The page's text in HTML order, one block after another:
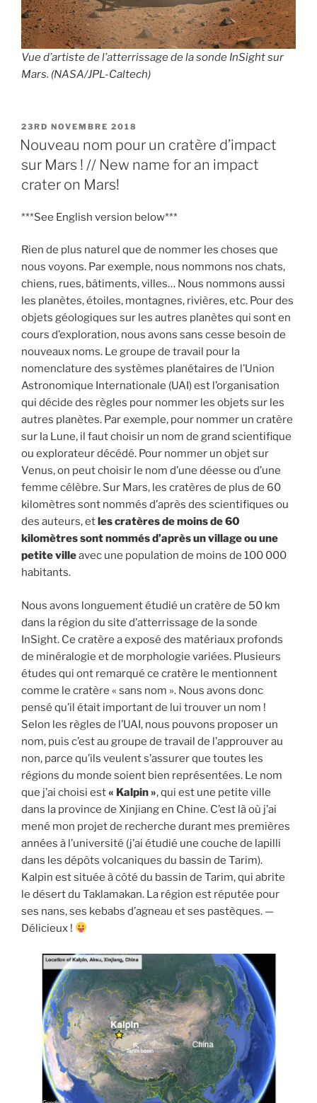
Vue d’artiste de l’atterrissage de la sonde InSight sur
Mars. (NASA/JPL-Caltech)
PUBLIÉ
LE
23RD NOVEMBRE 2018
Nouveau nom pour un cratère d’impact
sur Mars ! // New name for an impact
crater on Mars!
***See English version below***
Rien de plus naturel que de nommer les choses que
nous voyons. Par exemple, nous nommons nos chats,
chiens, rues, bâtiments, villes… Nous nommons aussi
les planètes, étoiles, montagnes, rivières, etc. Pour des
objets géologiques sur les autres planètes qui sont en
cours d’exploration, nous avons sans cesse besoin de
nouveaux noms. Le groupe de travail pour la
nomenclature des systèmes planétaires de l’Union
Astronomique Internationale (UAI) est l’organisation
qui décide des règles pour nommer les objets sur les
autres planètes. Par exemple, pour nommer un cratère
sur la Lune, il faut choisir un nom de grand scientifique
ou explorateur décédé. Pour nommer un objet sur
Venus, on peut choisir le nom d’une déesse ou d’une
femme célèbre. Sur Mars, les cratères de plus de 60
kilomètres sont nommés d’après des scientifiques ou
des auteurs, etles cratères de moins de 60
kilomètres sont nommés d’après un village ou une
petite villeavec une population de moins de 100 000
habitants.
Nous avons longuement étudié un cratère de 50 km
dans la région du site d’atterrissage de la sonde
InSight. Ce cratère a exposé des matériaux profonds
de minéralogie et de morphologie variées. Plusieurs
études qui ont remarqué ce cratère le mentionnent
comme le cratère « sans nom ». Nous avons donc
pensé qu’il était important de lui trouver un nom !
Selon les règles de l’UAI, nous pouvons proposer un
nom, puis c’est au groupe de travail de l’approuver au
non, parce qu’ils veulent s’assurer que toutes les
régions du monde soient bien représentées. Le nom
que j’ai choisi est« Kalpin », qui est une petite ville
dans la province de Xinjiang en Chine. C’est là où j’ai
mené mon projet de recherche durant mes premières
années à l’université (j’ai étudié une couche de lapilli
dans les dépôts volcaniques du bassin de Tarim).
Kalpin est située à côté du bassin de Tarim, qui abrite
le désert du Taklamakan. La région est réputée pour
ses nans, ses kebabs d’agneau et ses pastèques. —
Délicieux !